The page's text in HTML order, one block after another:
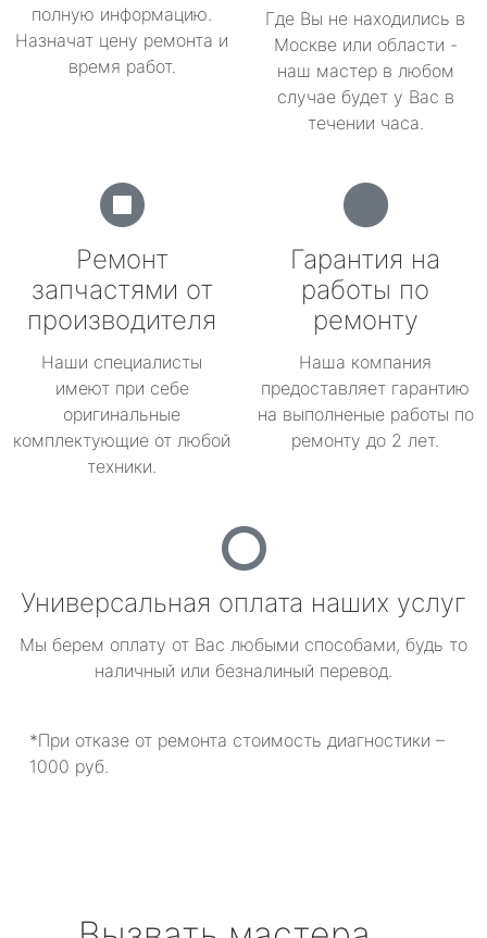
полную информацию.
Назначат цену ремонта и
время работ.
Где Вы не находились в
Москве или области -
наш мастер в любом
случае будет у Вас в
течении часа.
Ремонт
запчастями от
производителя
Наши специалисты
имеют при себе
оригинальные
комплектующие от любой
техники.
Гарантия на
работы по
ремонту
Наша компания
предоставляет гарантию
на выполненые работы по
ремонту до 2 лет.
Универсальная оплата наших услуг
Мы берем оплату от Вас любыми способами, будь то
наличный или безналиный перевод.
*При отказе от ремонта стоимость диагностики –
1000 руб.